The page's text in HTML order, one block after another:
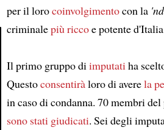
Article
per il lorocoinvolgimentocon la
criminalepiù riccoe potente
Il primo gruppo di imputati ha
Questoconsentiràloro di averela
in caso di condanna. 70 membri
sono stati giudicati. Sei degli